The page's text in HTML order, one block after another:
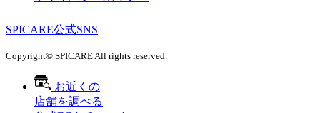
SPICARE公式SNS
Copyright© SPICARE All rights reserved.
お近くの
店舗を調べる